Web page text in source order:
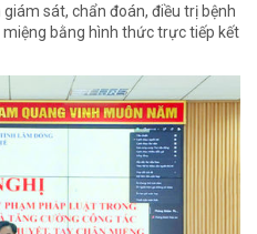
sát, chẩn đoán, điều trị bệnh
bằng hình thức trực tiếp kết